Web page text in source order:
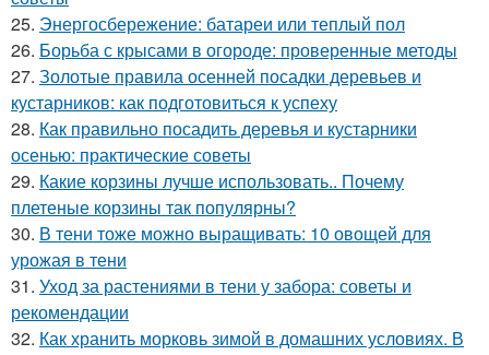
25. Энергосбережение: батареи или теплый пол
26. Борьба с крысами в огороде: проверенные методы
27. Золотые правила осенней посадки деревьев и
кустарников: как подготовиться к успеху
28. Как правильно посадить деревья и кустарники
осенью: практические советы
29. Какие корзины лучше использовать.. Почему
плетеные корзины так популярны?
30. В тени тоже можно выращивать: 10 овощей для
урожая в тени
31. Уход за растениями в тени у забора: советы и
рекомендации
32. Как хранить морковь зимой в домашних условиях. В